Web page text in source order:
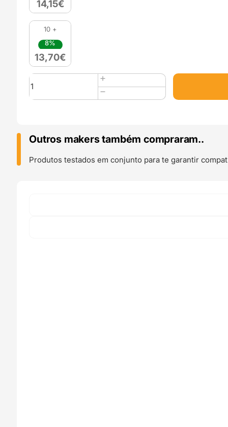
14,15€
10 +
8%
13,70€
Quantidade
de
PETG
(Refill)
1kg
Transparent
Outros makers também compraram..
Produtos testados em conjunto para te garantir